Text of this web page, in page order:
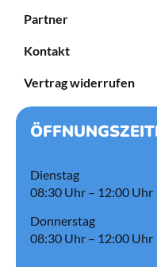
Partner
Kontakt
Vertrag widerrufen
Dienstag
08:30 Uhr – 12:00 Uhr
Donnerstag
08:30 Uhr – 12:00 Uhr